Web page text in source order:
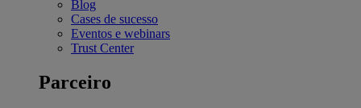
Blog
Cases de sucesso
Eventos e webinars
Trust Center
Parceiro